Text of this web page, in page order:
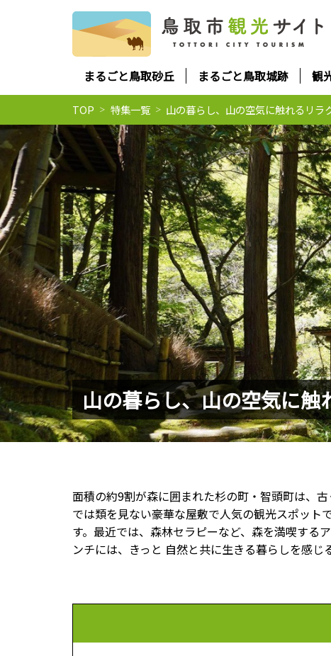
まるごと鳥取砂丘 まるごと鳥取城跡 観
TOP 特集一覧 山の暮らし、山の空気に触れるリ
山の暮らし、山の空気に
面積の約9割が森に囲まれた杉の町・智頭町は、
では類を見ない豪華な屋敷で人気の観光スポット
す。最近では、森林セラピーなど、森を満喫する
ンチには、きっと 自然と共に生きる暮らしを感じ